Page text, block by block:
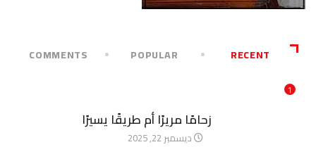
RECENT
POPULAR
COMMENTS
1
زحامًا مريرًا أم طريقًا يسيرًا
ديسمبر 22, 2025